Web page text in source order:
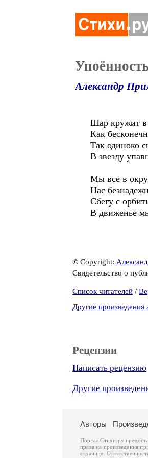
Александр
Шар кружит в
Как
Так одиноко
В звезду
Мы все в
Нас
Сбегу с
В движенье
© Copyright:
Свидетельство о
Список читателей /
Другие
Рецензии
Написать рецензию
Другие
Авторы
Портал Стихи.ру
права на произведения
странице.